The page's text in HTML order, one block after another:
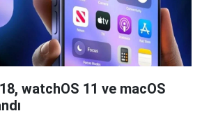
watchOS 11 ve macOS